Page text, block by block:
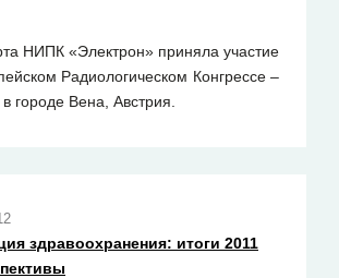
НИПК «Электрон» приняла участие
Радиологическом Конгрессе –
городе Вена, Австрия.
здравоохранения: итоги 2011